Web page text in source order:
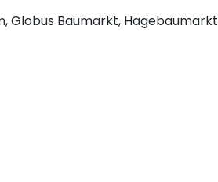
Baumarkt,